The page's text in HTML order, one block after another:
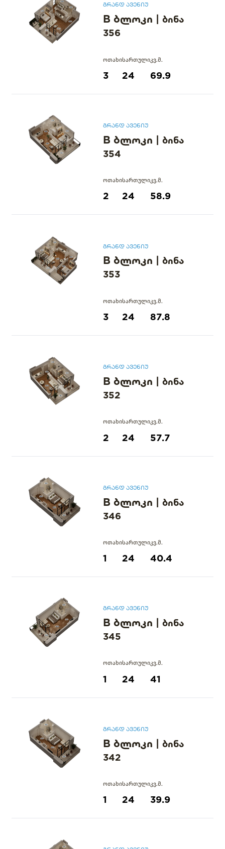
გრანდ ავენიუ
B ბლოკი | ბინა
356
ოთახი
3
სართული
24
კვ.მ.
69.9
გრანდ ავენიუ
B ბლოკი | ბინა
354
ოთახი
2
სართული
24
კვ.მ.
58.9
გრანდ ავენიუ
B ბლოკი | ბინა
353
ოთახი
3
სართული
24
კვ.მ.
87.8
გრანდ ავენიუ
B ბლოკი | ბინა
352
ოთახი
2
სართული
24
კვ.მ.
57.7
გრანდ ავენიუ
B ბლოკი | ბინა
346
ოთახი
1
სართული
24
კვ.მ.
40.4
გრანდ ავენიუ
B ბლოკი | ბინა
345
ოთახი
1
სართული
24
კვ.მ.
41
გრანდ ავენიუ
B ბლოკი | ბინა
342
ოთახი
1
სართული
24
კვ.მ.
39.9